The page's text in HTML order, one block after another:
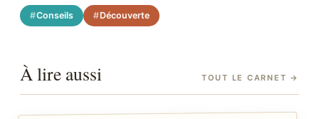
Conseils Découverte
À lire aussi TOUT LE CARNET →